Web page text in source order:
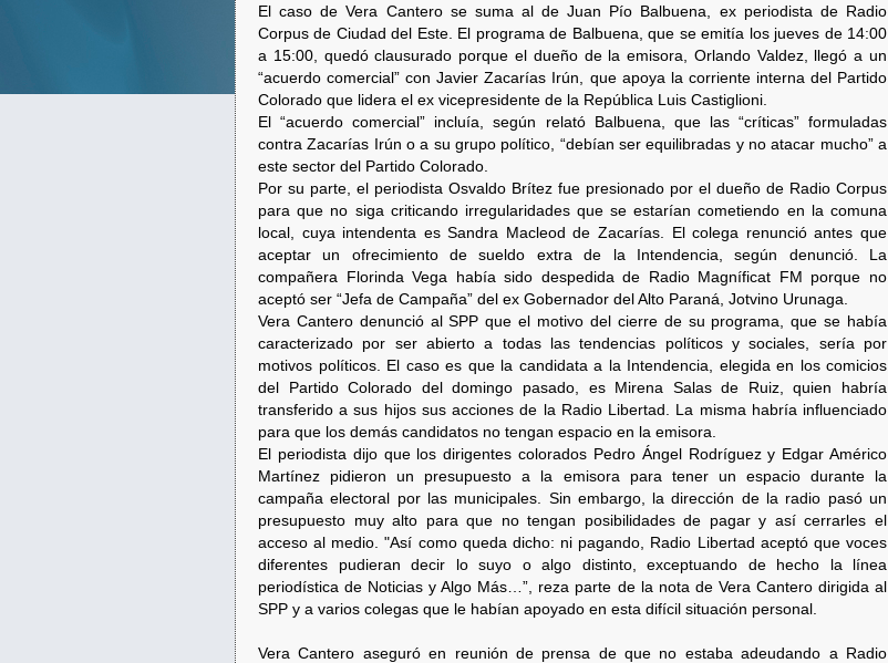
El caso de Vera Cantero se suma al de Juan Pío Balbuena, ex periodista de Radio
Corpus de Ciudad del Este. El programa de Balbuena, que se emitía los jueves de 14:00
a 15:00, quedó clausurado porque el dueño de la emisora, Orlando Valdez, llegó a un
“acuerdo comercial” con Javier Zacarías Irún, que apoya la corriente interna del Partido
Colorado que lidera el ex vicepresidente de la República Luis Castiglioni.
El “acuerdo comercial” incluía, según relató Balbuena, que las “críticas” formuladas
contra Zacarías Irún o a su grupo político, “debían ser equilibradas y no atacar mucho” a
este sector del Partido Colorado.
Por su parte, el periodista Osvaldo Brítez fue presionado por el dueño de Radio Corpus
para que no siga criticando irregularidades que se estarían cometiendo en la comuna
local, cuya intendenta es Sandra Macleod de Zacarías. El colega renunció antes que
aceptar un ofrecimiento de sueldo extra de la Intendencia, según denunció. La
compañera Florinda Vega había sido despedida de Radio Magníficat FM porque no
aceptó ser “Jefa de Campaña” del ex Gobernador del Alto Paraná, Jotvino Urunaga.
Vera Cantero denunció al SPP que el motivo del cierre de su programa, que se había
caracterizado por ser abierto a todas las tendencias políticos y sociales, sería por
motivos políticos. El caso es que la candidata a la Intendencia, elegida en los comicios
del Partido Colorado del domingo pasado, es Mirena Salas de Ruiz, quien habría
transferido a sus hijos sus acciones de la Radio Libertad. La misma habría influenciado
para que los demás candidatos no tengan espacio en la emisora.
El periodista dijo que los dirigentes colorados Pedro Ángel Rodríguez y Edgar Américo
Martínez pidieron un presupuesto a la emisora para tener un espacio durante la
campaña electoral por las municipales. Sin embargo, la dirección de la radio pasó un
presupuesto muy alto para que no tengan posibilidades de pagar y así cerrarles el
acceso al medio. "Así como queda dicho: ni pagando, Radio Libertad aceptó que voces
diferentes pudieran decir lo suyo o algo distinto, exceptuando de hecho la línea
periodística de Noticias y Algo Más…”, reza parte de la nota de Vera Cantero dirigida al
SPP y a varios colegas que le habían apoyado en esta difícil situación personal.
Vera Cantero aseguró en reunión de prensa de que no estaba adeudando a Radio